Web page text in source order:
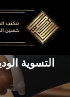
Skip
Home
- نظام
التسوية